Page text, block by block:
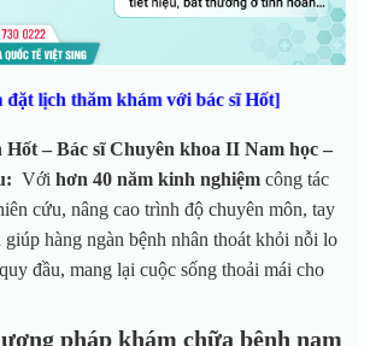
đặt lịch thăm khám với bác sĩ Hốt]
Hốt – Bác sĩ Chuyên khoa II Nam học –
Với hơn 40 năm kinh nghiệm công tác
cứu, nâng cao trình độ chuyên môn, tay
giúp hàng ngàn bệnh nhân thoát khỏi nỗi lo
đầu, mang lại cuộc sống thoải mái cho
pháp khám chữa bệnh nam